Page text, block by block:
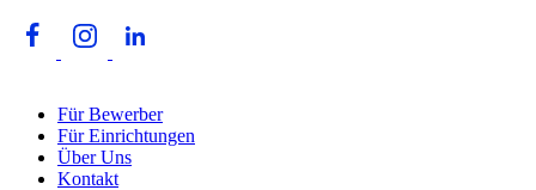
Für Bewerber
Für Einrichtungen
Über Uns
Kontakt